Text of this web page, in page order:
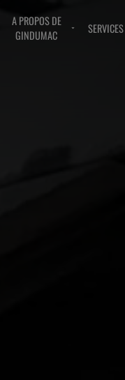
A PROPOS DE
GINDUMAC
SERVICES